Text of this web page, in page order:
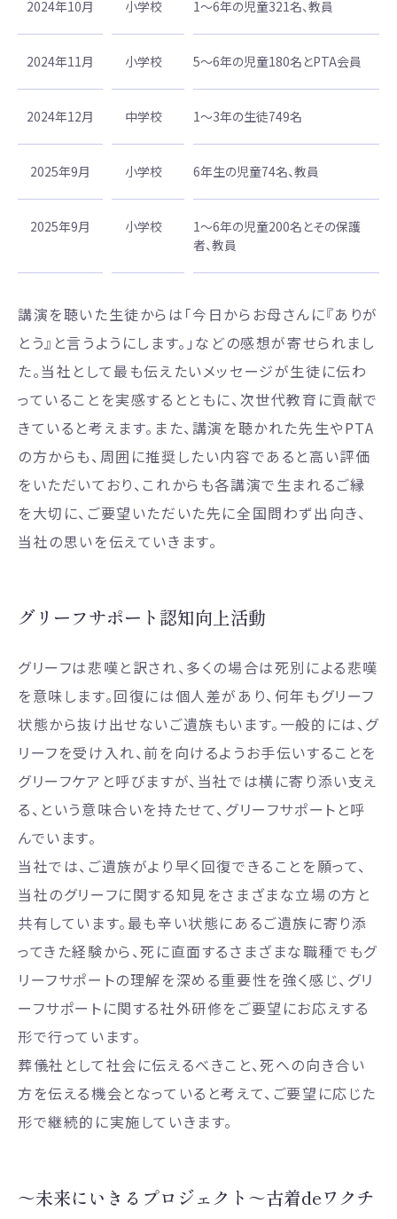
2024年10月 小学校 1～6年の児童321名、教員
2024年11月 小学校 5～6年の児童180名とPTA会員
2024年12月 中学校 1～3年の生徒749名
2025年9月 小学校 6年生の児童74名、教員
2025年9月 小学校
1～6年の児童200名とその保護
者、教員
講演を聴いた生徒からは「今日からお母さんに『ありが
とう』と言うようにします。」などの感想が寄せられまし
た。当社として最も伝えたいメッセージが生徒に伝わ
っていることを実感するとともに、次世代教育に貢献で
きていると考えます。また、講演を聴かれた先生やPTA
の方からも、周囲に推奨したい内容であると高い評価
をいただいており、これからも各講演で生まれるご縁
を大切に、ご要望いただいた先に全国問わず出向き、
当社の思いを伝えていきます。
グリーフサポート認知向上活動
グリーフは悲嘆と訳され、多くの場合は死別による悲嘆
を意味します。回復には個人差があり、何年もグリーフ
状態から抜け出せないご遺族もいます。一般的には、グ
リーフを受け入れ、前を向けるようお手伝いすることを
グリーフケアと呼びますが、当社では横に寄り添い支え
る、という意味合いを持たせて、グリーフサポートと呼
んでいます。
当社では、ご遺族がより早く回復できることを願って、
当社のグリーフに関する知見をさまざまな立場の方と
共有しています。最も辛い状態にあるご遺族に寄り添
ってきた経験から、死に直面するさまざまな職種でもグ
リーフサポートの理解を深める重要性を強く感じ、グリ
ーフサポートに関する社外研修をご要望にお応えする
形で行っています。
葬儀社として社会に伝えるべきこと、死への向き合い
方を伝える機会となっていると考えて、ご要望に応じた
形で継続的に実施していきます。
～未来にいきるプロジェクト～古着deワクチ